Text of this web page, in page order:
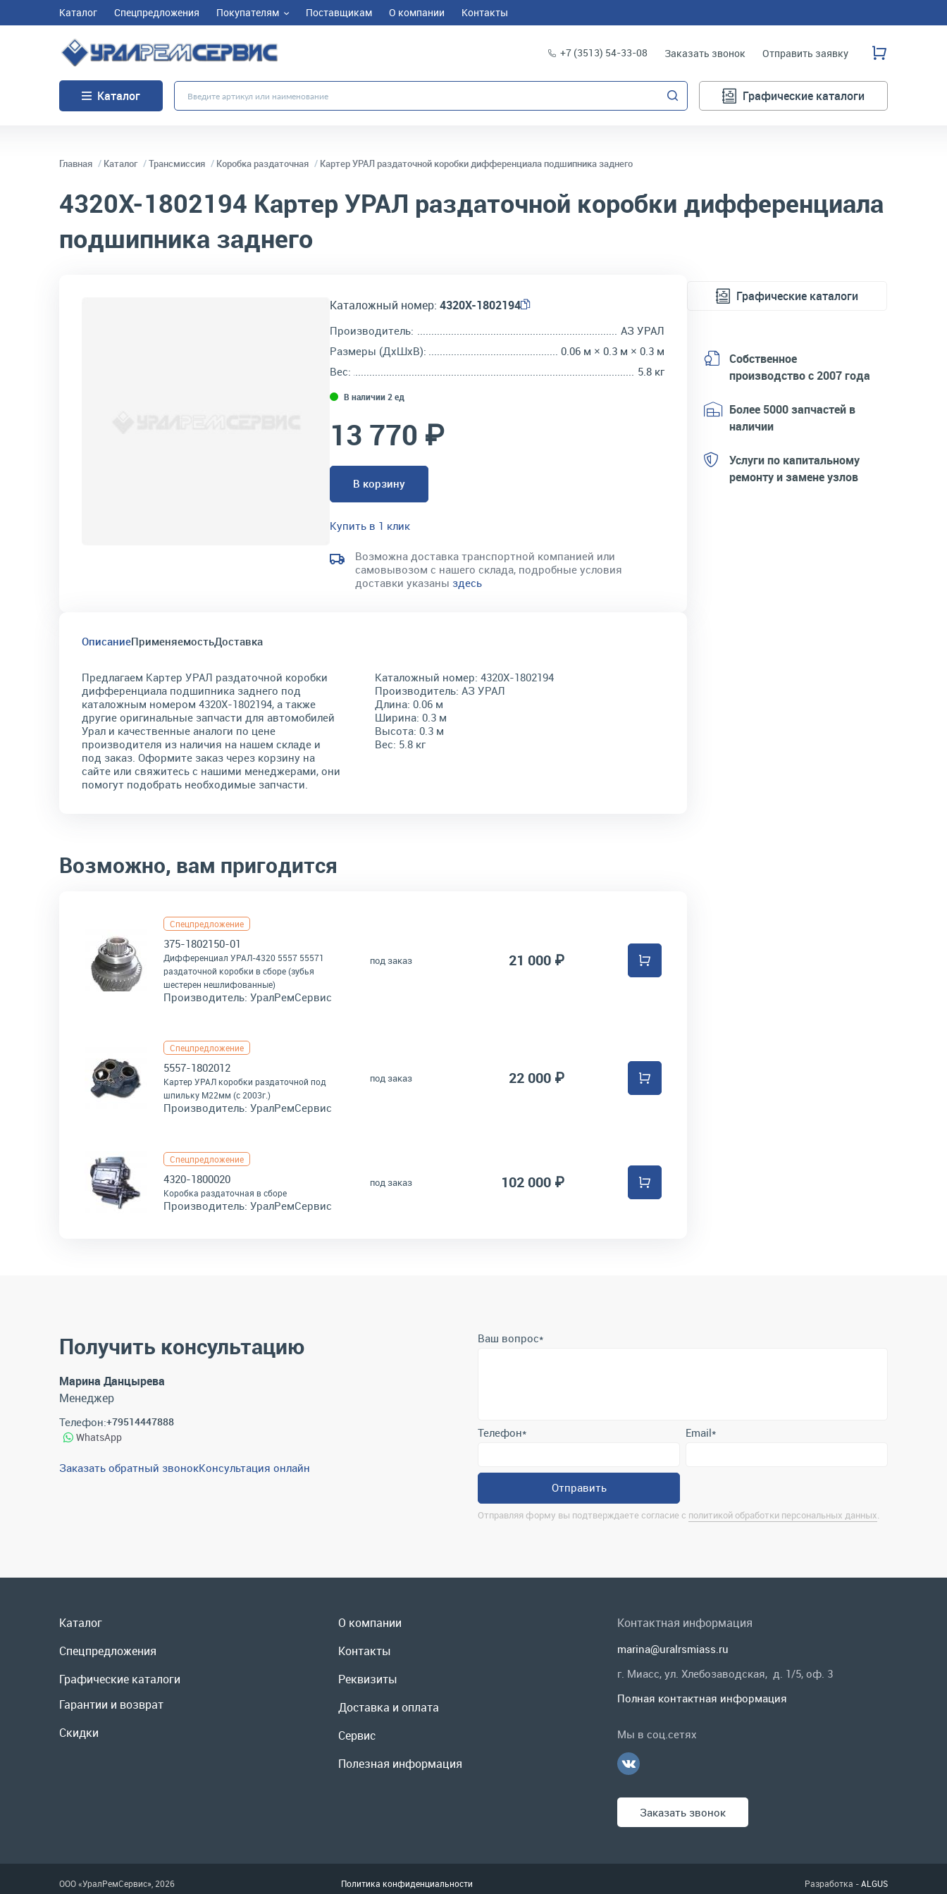
Каталог Спецпредложения Покупателям Поставщикам О компании Контакты
+7 (3513) 54-33-08 Заказать звонок Отправить заявку
Каталог Графические каталоги
Главная Каталог Трансмиссия Коробка раздаточная Картер УРАЛ раздаточной коробки дифференциала подшипника заднего
4320Х-1802194 Картер УРАЛ раздаточной коробки дифференциала
подшипника заднего
Каталожный номер: 4320Х-1802194
Производитель:
АЗ УРАЛ
Размеры (ДхШхВ):
0.06 м × 0.3 м × 0.3 м
Вес:
5.8 кг
В наличии 2 ед
13 770 ₽
В корзину
Купить в 1 клик
Возможна доставка транспортной компанией или
самовывозом с нашего склада, подробные условия
доставки указаны здесь
ОписаниеПрименяемостьДоставка
Предлагаем Картер УРАЛ раздаточной коробки
дифференциала подшипника заднего под
каталожным номером 4320Х-1802194, а также
другие оригинальные запчасти для автомобилей
Урал и качественные аналоги по цене
производителя из наличия на нашем складе и
под заказ. Оформите заказ через корзину на
сайте или свяжитесь с нашими менеджерами, они
помогут подобрать необходимые запчасти.
Каталожный номер: 4320Х-1802194
Производитель: АЗ УРАЛ
Длина: 0.06 м
Ширина: 0.3 м
Высота: 0.3 м
Вес: 5.8 кг
Возможно, вам пригодится
Спецпредложение
375-1802150-01
Дифференциал УРАЛ-4320 5557 55571
раздаточной коробки в сборе (зубья
шестерен нешлифованные)
Производитель: УралРемСервис
под заказ 21 000 ₽
Спецпредложение
5557-1802012
Картер УРАЛ коробки раздаточной под
шпильку М22мм (с 2003г.)
Производитель: УралРемСервис
под заказ 22 000 ₽
Спецпредложение
4320-1800020
Коробка раздаточная в сборе
Производитель: УралРемСервис
под заказ 102 000 ₽
Графические каталоги
Собственное
производство с 2007 года
Более 5000 запчастей в
наличии
Услуги по капитальному
ремонту и замене узлов
Получить консультацию
Марина Данцырева
Менеджер
Телефон:+79514447888
WhatsApp
Заказать обратный звонокКонсультация онлайн
Ваш вопрос*
Каталог
Гарантии и возврат
Скидки
О компании
Полезная информация
Контактная информация
г. Миасс, ул. Хлебозаводская, д. 1/5, оф. 3
Полная контактная информация